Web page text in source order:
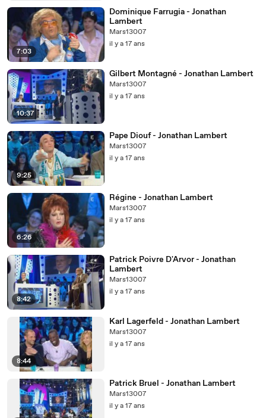
7:03
Dominique Farrugia - Jonathan
Lambert
Mars13007
il y a 17 ans
10:37
Gilbert Montagné - Jonathan Lambert
Mars13007
il y a 17 ans
9:25
Pape Diouf - Jonathan Lambert
Mars13007
il y a 17 ans
6:26
Régine - Jonathan Lambert
Mars13007
il y a 17 ans
8:42
Patrick Poivre D'Arvor - Jonathan
Lambert
Mars13007
il y a 17 ans
8:44
Karl Lagerfeld - Jonathan Lambert
Mars13007
il y a 17 ans
Patrick Bruel - Jonathan Lambert
Mars13007
il y a 17 ans